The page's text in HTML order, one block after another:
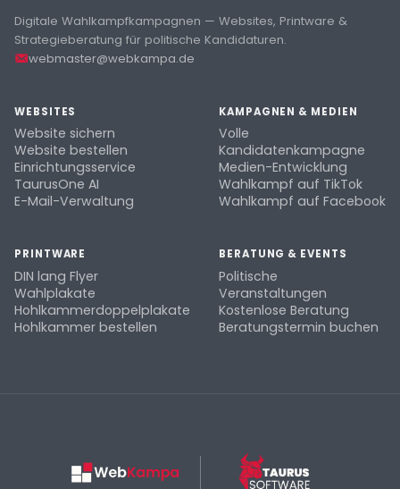
Digitale Wahlkampfkampagnen — Websites, Printware &
Strategieberatung für politische Kandidaturen.
webmaster@webkampa.de
WEBSITES
Website sichern
Website bestellen
Einrichtungsservice
TaurusOne AI
E-Mail-Verwaltung
KAMPAGNEN & MEDIEN
Volle
Kandidatenkampagne
Medien-Entwicklung
Wahlkampf auf TikTok
Wahlkampf auf Facebook
PRINTWARE
DIN lang Flyer
Wahlplakate
Hohlkammerdoppelplakate
Hohlkammer bestellen
BERATUNG & EVENTS
Politische
Veranstaltungen
Kostenlose Beratung
Beratungstermin buchen